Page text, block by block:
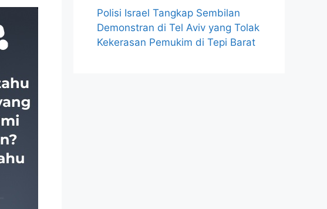
Polisi Israel Tangkap Sembilan
Demonstran di Tel Aviv yang Tolak
Kekerasan Pemukim di Tepi Barat